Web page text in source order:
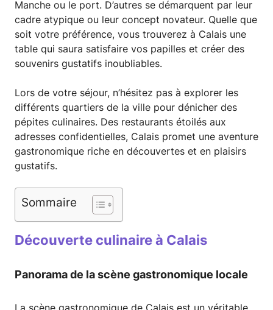
Manche ou le port. D’autres se démarquent par leur
cadre atypique ou leur concept novateur. Quelle que
soit votre préférence, vous trouverez à Calais une
table qui saura satisfaire vos papilles et créer des
souvenirs gustatifs inoubliables.
Lors de votre séjour, n’hésitez pas à explorer les
différents quartiers de la ville pour dénicher des
pépites culinaires. Des restaurants étoilés aux
adresses confidentielles, Calais promet une aventure
gastronomique riche en découvertes et en plaisirs
gustatifs.
Sommaire
Découverte culinaire à Calais
Panorama de la scène gastronomique locale
La scène gastronomique de Calais est un véritable